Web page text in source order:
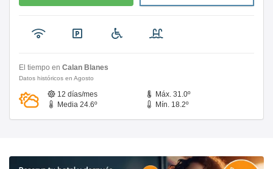
El tiempo en Calan Blanes
Datos históricos en Agosto
12 días/mes
Máx. 31.0º
Media 24.6º
Mín. 18.2º